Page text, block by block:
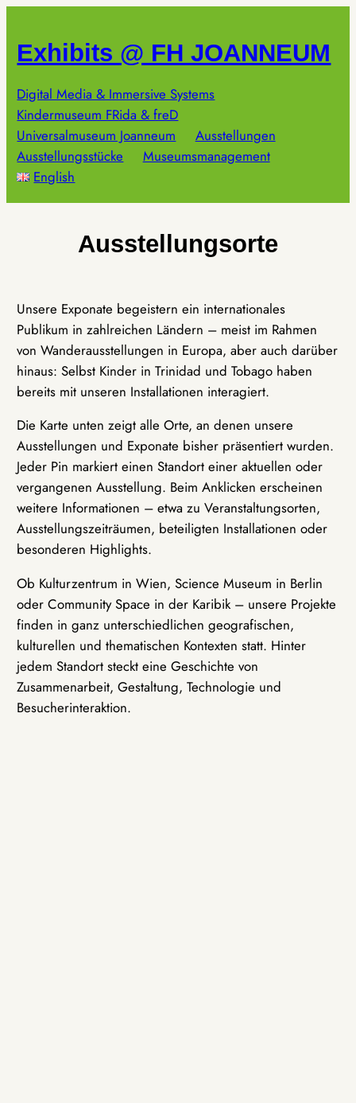
springen
Exhibits @ FH JOANNEUM
Digital Media & Immersive Systems
Kindermuseum FRida & freD
Universalmuseum Joanneum
Ausstellungen
Ausstellungsstücke
Museumsmanagement
English
Ausstellungsorte
Unsere Exponate begeistern ein internationales
Publikum in zahlreichen Ländern – meist im Rahmen
von Wanderausstellungen in Europa, aber auch darüber
hinaus: Selbst Kinder in Trinidad und Tobago haben
bereits mit unseren Installationen interagiert.
Die Karte unten zeigt alle Orte, an denen unsere
Ausstellungen und Exponate bisher präsentiert wurden.
Jeder Pin markiert einen Standort einer aktuellen oder
vergangenen Ausstellung. Beim Anklicken erscheinen
weitere Informationen – etwa zu Veranstaltungsorten,
Ausstellungszeiträumen, beteiligten Installationen oder
besonderen Highlights.
Ob Kulturzentrum in Wien, Science Museum in Berlin
oder Community Space in der Karibik – unsere Projekte
finden in ganz unterschiedlichen geografischen,
kulturellen und thematischen Kontexten statt. Hinter
jedem Standort steckt eine Geschichte von
Zusammenarbeit, Gestaltung, Technologie und
Besucherinteraktion.